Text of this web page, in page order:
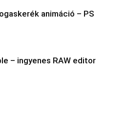
animáció – PS
– ingyenes RAW editor